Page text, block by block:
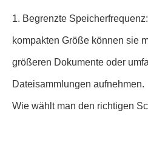
1. Begrenzte
kompakten Größe können sie
größeren Dokumente oder
Dateisammlungen aufnehmen.
Wie wählt man den richtigen